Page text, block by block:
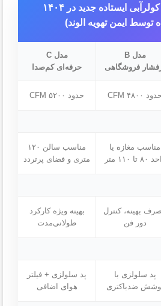
مقایسه مدل‌های کولرآبی ایستاده جدید در ۱۴۰۴
توسط ایمن تهویه الوند)
مدل B
فروشگاهی
مدل C
حرفه‌ای کم‌صدا
حدود ۴۸۰۰ CFM حدود ۵۲۰۰ CFM
مناسب مغازه یا
تا ۱۱۰ متر
مناسب سالن ۱۲۰
متری و فضای پرتردد
بهینه، کنترل
دور فن
بهینه ویژه کارکرد
طولانی‌مدت
پد سلولزی با
ضدباکتری
پد سلولزی + فیلتر
هوای اضافی